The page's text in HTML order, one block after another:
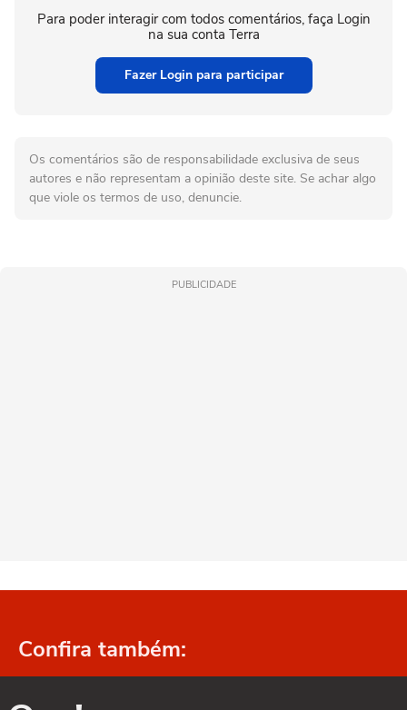
Para poder interagir com todos comentários, faça Login
na sua conta Terra
Fazer Login para participar
Os comentários são de responsabilidade exclusiva de seus
autores e não representam a opinião deste site. Se achar algo
que viole os termos de uso, denuncie.
PUBLICIDADE
Confira também: